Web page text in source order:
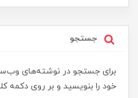
جستجو
برای جستجو در نوشته‌های
خود را بنویسید و بر روی دکمه